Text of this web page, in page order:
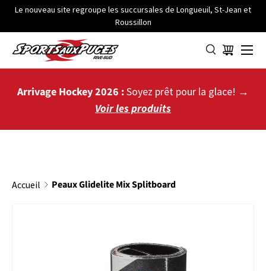
ALLER AU CONTENU
Le nouveau site regroupe les succursales de Longueuil, St-Jean et
Roussillon
Panier
Menu
Arrivage Hockey 2026 :Soyez prêt pour la glace! →
Voir les produits
Accueil Peaux Glidelite Mix Splitboard